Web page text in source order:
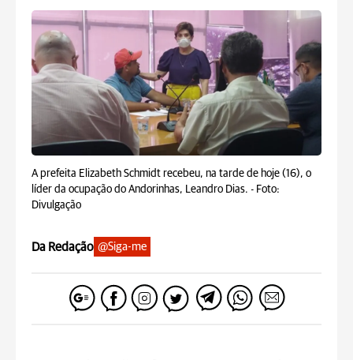
A prefeita Elizabeth Schmidt recebeu, na tarde de hoje (16), o
líder da ocupação do Andorinhas, Leandro Dias. - Foto:
Divulgação
Da Redação @Siga-me